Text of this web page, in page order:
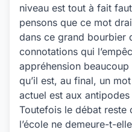
niveau est tout à fait
pensons que ce mot
dans ce grand bourbier
connotations qui
appréhension
qu’il est, au final, un
actuel est aux
Toutefois le débat reste
l’école ne demeure-t-